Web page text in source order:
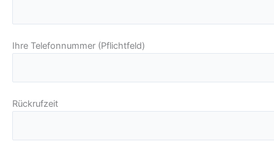
Ihre Telefonnummer (Pflichtfeld)
Rückrufzeit